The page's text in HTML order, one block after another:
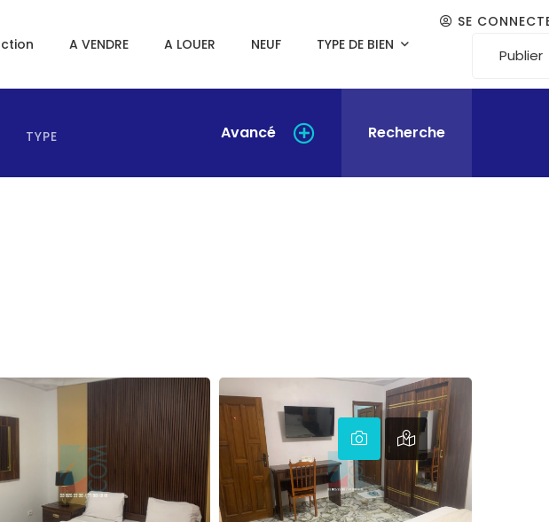
A VENDRE A LOUER NEUF TYPE DE BIEN
SE
Publier
TYPE
Avancé Recherche